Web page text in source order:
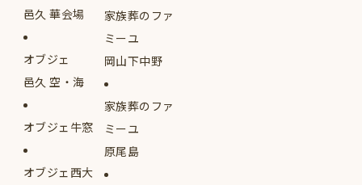
邑久 華会場
オブジェ
邑久 空・海
オブジェ牛窓
オブジェ西大
家族葬のファ
ミーユ
岡山下中野
家族葬のファ
ミーユ
原尾島